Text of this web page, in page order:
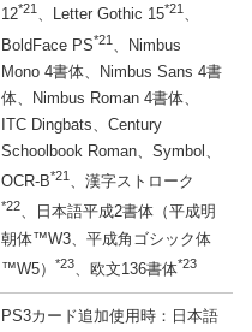
12*21 、Letter Gothic 15*21 、
BoldFace PS*21
、Nimbus
Mono 4書体、Nimbus Sans 4書
体、Nimbus Roman 4書体、
ITC Dingbats、Century
Schoolbook Roman、Symbol、
OCR-B*21 、漢字ストローク
*22、日本語平成2書体（平成明
朝体™W3、平成角ゴシック体
™W5）
*23 、欧文136書体*23
PS3カード追加使用時：日本語